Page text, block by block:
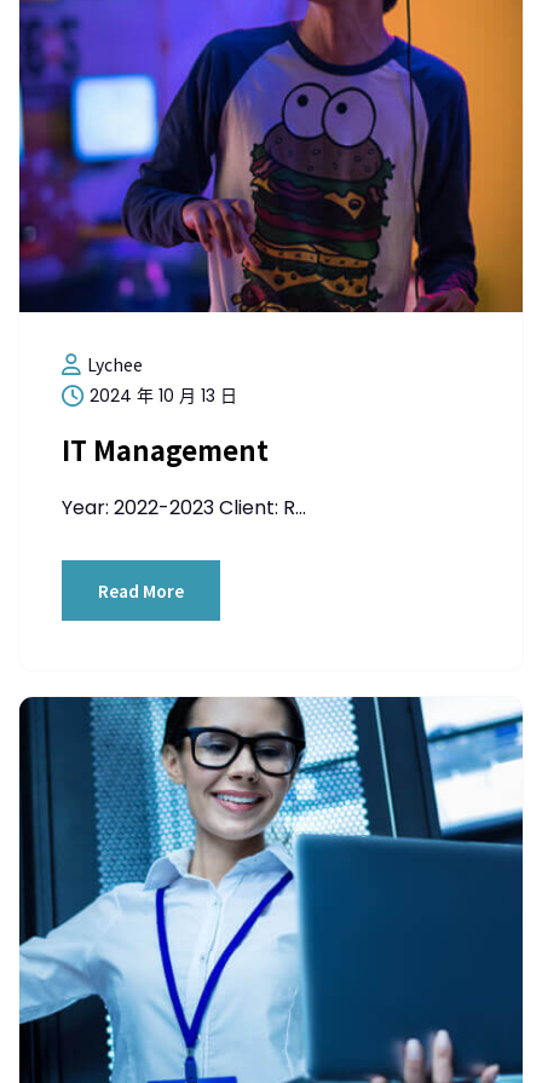
Lychee
2024 年 10 月 13 日
IT Management
Year: 2022-2023 Client: R...
Read More